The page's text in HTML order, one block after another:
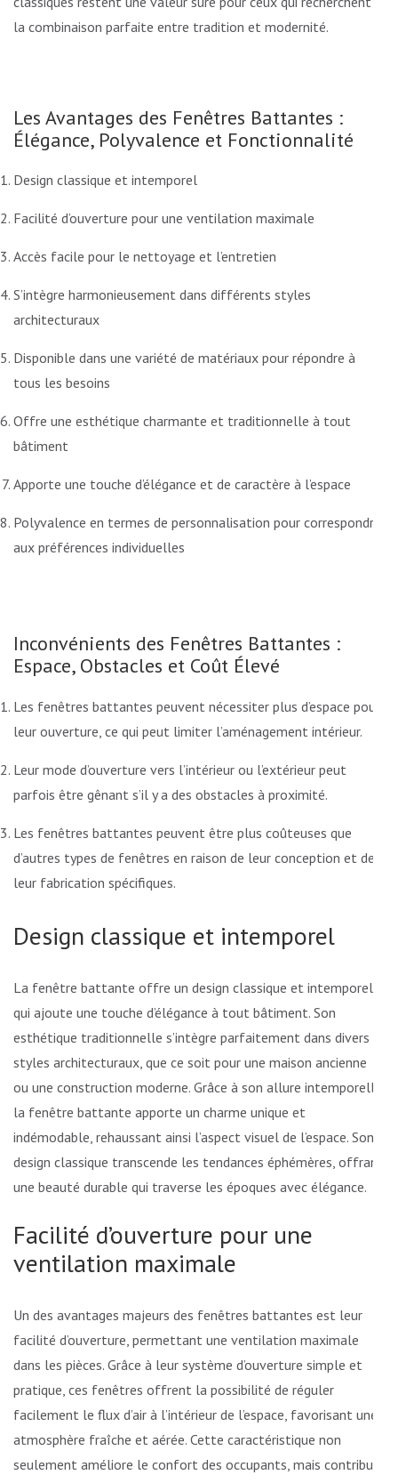
la combinaison parfaite entre tradition et modernité.
Les Avantages des Fenêtres Battantes :
Élégance, Polyvalence et Fonctionnalité
Design classique et intemporel
Facilité d’ouverture pour une ventilation maximale
Accès facile pour le nettoyage et l’entretien
S’intègre harmonieusement dans différents styles
architecturaux
Disponible dans une variété de matériaux pour répondre à
tous les besoins
Offre une esthétique charmante et traditionnelle à tout
bâtiment
Apporte une touche d’élégance et de caractère à l’espace
Polyvalence en termes de personnalisation pour correspondre
aux préférences individuelles
Inconvénients des Fenêtres Battantes :
Espace, Obstacles et Coût Élevé
Les fenêtres battantes peuvent nécessiter plus d’espace pour
leur ouverture, ce qui peut limiter l’aménagement intérieur.
Leur mode d’ouverture vers l’intérieur ou l’extérieur peut
parfois être gênant s’il y a des obstacles à proximité.
Les fenêtres battantes peuvent être plus coûteuses que
d’autres types de fenêtres en raison de leur conception et de
leur fabrication spécifiques.
Design classique et intemporel
La fenêtre battante offre un design classique et intemporel
qui ajoute une touche d’élégance à tout bâtiment. Son
esthétique traditionnelle s’intègre parfaitement dans divers
styles architecturaux, que ce soit pour une maison ancienne
ou une construction moderne. Grâce à son allure intemporelle,
la fenêtre battante apporte un charme unique et
indémodable, rehaussant ainsi l’aspect visuel de l’espace. Son
design classique transcende les tendances éphémères, offrant
une beauté durable qui traverse les époques avec élégance.
Facilité d’ouverture pour une
ventilation maximale
Un des avantages majeurs des fenêtres battantes est leur
facilité d’ouverture, permettant une ventilation maximale
dans les pièces. Grâce à leur système d’ouverture simple et
pratique, ces fenêtres offrent la possibilité de réguler
facilement le flux d’air à l’intérieur de l’espace, favorisant une
atmosphère fraîche et aérée. Cette caractéristique non
seulement améliore le confort des occupants, mais contribue